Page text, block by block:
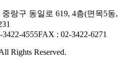
랑구 동일로 619, 4층(면목5동,
3422-4555FAX : 02-3422-6271
Rights Reserved.